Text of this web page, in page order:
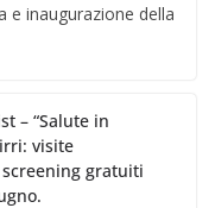
e inaugurazione della
– “Salute in
visite
gratuiti